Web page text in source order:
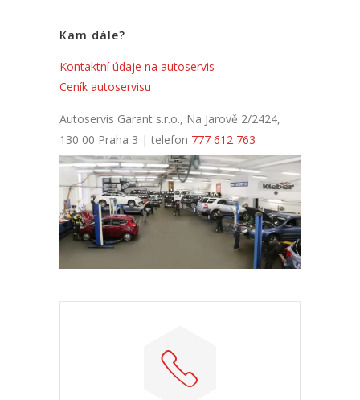
Kam dále?
Kontaktní údaje na autoservis
Ceník autoservisu
Autoservis Garant s.r.o., Na Jarově 2/2424,
130 00 Praha 3 | telefon 777 612 763